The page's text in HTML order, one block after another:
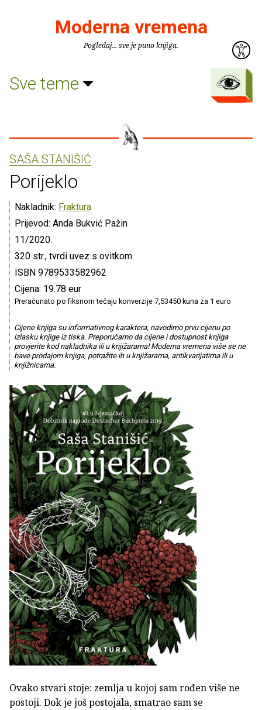
Moderna vremena
Pogledaj... sve je puno knjiga.
Sve teme
SAŠA STANIŠIĆ
Porijeklo
Nakladnik: Fraktura
Prijevod: Anda Bukvić Pažin
11/2020.
320 str., tvrdi uvez s ovitkom
ISBN 9789533582962
Cijena: 19.78 eur
Preračunato po fiksnom tečaju konverzije 7,53450 kuna za 1 euro
Cijene knjiga su informativnog karaktera, navodimo prvu cijenu po
izlasku knjige iz tiska. Preporučamo da cijene i dostupnost knjiga
provjerite kod nakladnika ili u knjižarama! Moderna vremena više se ne
bave prodajom knjiga, potražite ih u knjižarama, antikvarijatima ili u
knjižnicama.
Ovako stvari stoje: zemlja u kojoj sam rođen više ne
postoji. Dok je još postojala, smatrao sam se